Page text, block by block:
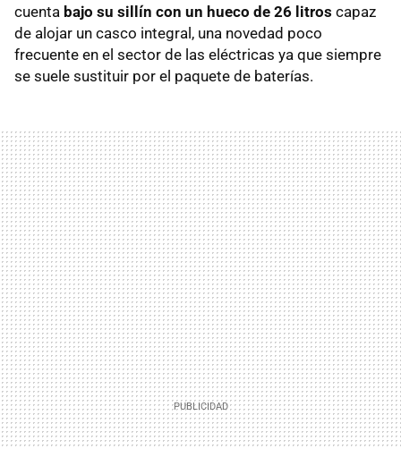
cuenta bajo su sillín con un hueco de 26 litros capaz
de alojar un casco integral, una novedad poco
frecuente en el sector de las eléctricas ya que siempre
se suele sustituir por el paquete de baterías.